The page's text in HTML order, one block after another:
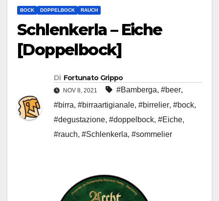
BOCK DOPPELBOCK RAUCH
Schlenkerla – Eiche
[Doppelbock]
Di Fortunato Grippo
NOV 8, 2021 #Bamberga, #beer,
#birra, #birraartigianale, #birrelier, #bock,
#degustazione, #doppelbock, #Eiche,
#rauch, #Schlenkerla, #sommelier